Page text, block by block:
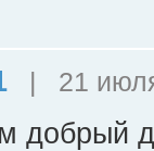
| 21
добрый